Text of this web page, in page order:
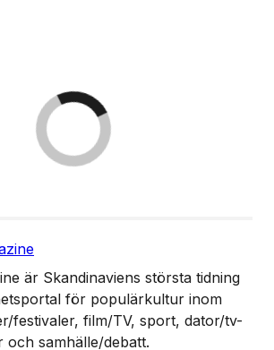
är Skandinaviens största tidning
för populärkultur inom
festivaler, film/TV, sport, dator/tv-
och samhälle/debatt.